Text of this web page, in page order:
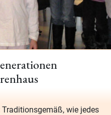
Traditionsgemäß, wie jedes